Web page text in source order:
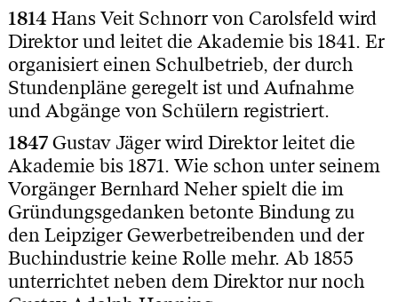
1814 Hans Veit Schnorr von Carolsfeld wird
Direktor und leitet die Akademie bis 1841. Er
organisiert einen Schulbetrieb, der durch
Stundenpläne geregelt ist und Aufnahme
und Abgänge von Schülern registriert.
1847Gustav Jäger wird Direktor leitet die
Akademie bis 1871. Wie schon unter seinem
Vorgänger Bernhard Neher spielt die im
Gründungsgedanken betonte Bindung zu
den Leipziger Gewerbetreibenden und der
Buchindustrie keine Rolle mehr. Ab 1855
unterrichtet neben dem Direktor nur noch